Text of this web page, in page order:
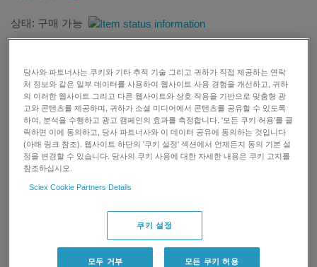
상태: 구매 가능
견적 요청
추가 정보 요청
개요
당사와 파트너사는 쿠키와 기타 추적 기술 그리고 귀하가 직접 제공하는 연락
처 정보와 같은 일부 데이터를 사용하여 웹사이트 사용 경험을 개선하고, 귀하
의 이러한 웹사이트 그리고 다른 웹사이트와 상호 작용을 기반으로 맞춤형 광
고와 콘텐츠를 제공하며, 귀하가 소셜 미디어에서 콘텐츠를 공유할 수 있도록
하여, 분석을 수행하고 광고 캠페인의 효과를 측정합니다. '모든 쿠키 허용'를 클
릭하면 이에 동의하고, 당사 파트너사와 이 데이터 공유에 동의하는 것입니다
(아래 링크 참조). 웹사이트 하단의 '쿠키 설정' 섹션에서 언제든지 동의 기본 설
정을 변경할 수 있습니다. 당사의 쿠키 사용에 대한 자세한 내용은 쿠키 고지를
참조하십시오.
Sciex Cookie Partners Details
쿠키 설정
모두 거부 모든 쿠키 허용